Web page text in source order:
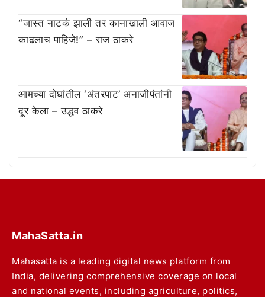
“जास्त नाटकं झाली तर कानाखाली आवाज
काढलाच पाहिजे!” – राज ठाकरे
आमच्या दोघांतील ‘अंतरपाट’ अनाजीपंतांनी
दूर केला – उद्धव ठाकरे
MahaSatta.in
Mahasatta is a leading digital news platform from
India, delivering comprehensive coverage on local
and national events, including agriculture, politics,